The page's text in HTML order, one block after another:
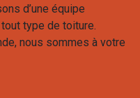
d’une équipe
type de toiture.
nous sommes à votre